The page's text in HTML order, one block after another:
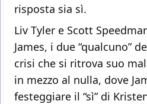
risposta sia sì.
Liv Tyler e Scott
James, i due “qualcuno”
crisi che si ritrova suo
in mezzo al nulla, dove
festeggiare il “sì” di